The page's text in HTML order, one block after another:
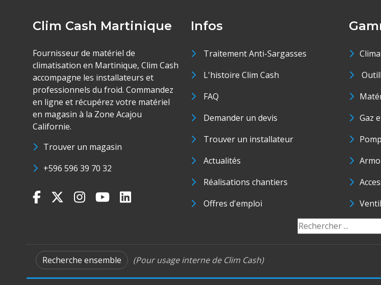
Clim Cash Martinique
Fournisseur de matériel de
climatisation en Martinique, Clim Cash
accompagne les installateurs et
professionnels du froid. Commandez
en ligne et récupérez votre matériel
en magasin à la Zone Acajou
Californie.
Trouver un magasin
+596 596 39 70 32
Infos
Traitement Anti-Sargasses
L'histoire Clim Cash
FAQ
Demander un devis
Trouver un installateur
Actualités
Réalisations chantiers
Offres d'emploi
Gaz
Recherche ensemble (Pour usage interne de Clim Cash)